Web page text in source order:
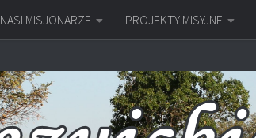
NASI MISJONARZE PROJEKTY MISYJNE